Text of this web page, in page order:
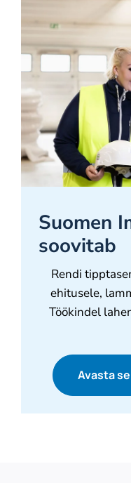
Suomen
soovitab
Rendi
ehitusele,
Töökindel
Avasta